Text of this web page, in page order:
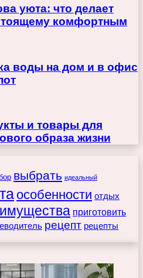
уюта: что делает
комфортным
воды на дом и в офис
и товары для
образа жизни
выбрать идеальный
особенности отдых
приготовить
рецепт рецепты